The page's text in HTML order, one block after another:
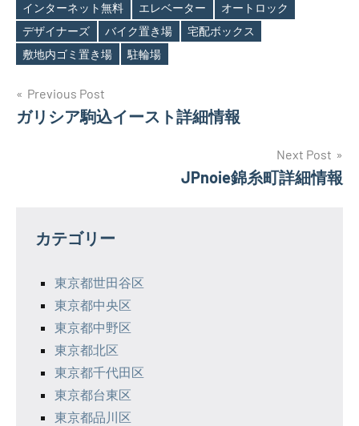
Tags
インターネット無料
エレベーター
オートロック
デザイナーズ
バイク置き場
宅配ボックス
敷地内ゴミ置き場
駐輪場
投
稿
ー
Previous Post
ガリシア駒込イースト詳細情報
Next Post
JPnoie錦糸町詳細情報
カテゴリー
東京都世田谷区
東京都中央区
東京都中野区
東京都北区
東京都千代田区
東京都台東区
東京都品川区